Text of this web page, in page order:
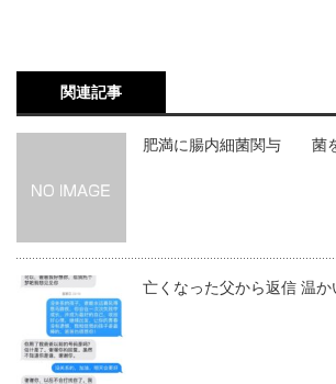
関連記事
肥満に腸内細菌関与 菌
亡くなった父から返信 温か